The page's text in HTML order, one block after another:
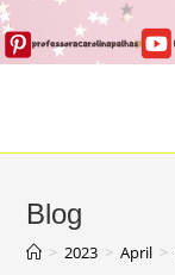
Blog
> 2023 > April >